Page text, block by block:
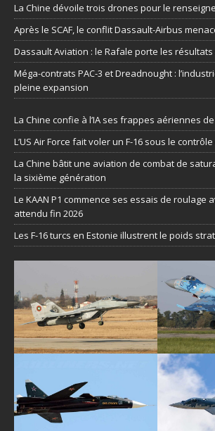
La Chine dévoile trois drones pour le
Après le SCAF, le conflit Dassault-Airbus
Dassault Aviation : le Rafale porte les
Méga-contrats PAC-3 et Dreadnought :
pleine expansion
La Chine confie à l’IA ses frappes aériennes
L’US Air Force fait voler un F-16 sous le contrôle
La Chine bâtit une aviation de combat de
la sixième génération
Le KAAN P1 commence ses essais de roulage
attendu fin 2026
Les F-16 turcs en Estonie illustrent le poids